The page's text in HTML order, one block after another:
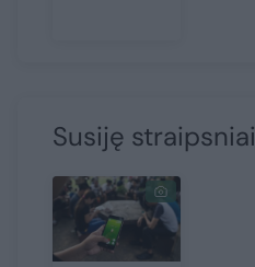
Susiję straipsniai